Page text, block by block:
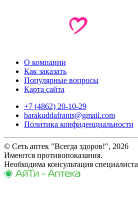
О компании
Как заказать
Популярные вопросы
Карта сайта
+7 (4862) 20-10-29
barakuddafrants@gmail.com
Политика конфиденциальности
© Сеть аптек "Всегда здоров!", 2026
Имеются противопоказания.
Необходима консультация специалиста